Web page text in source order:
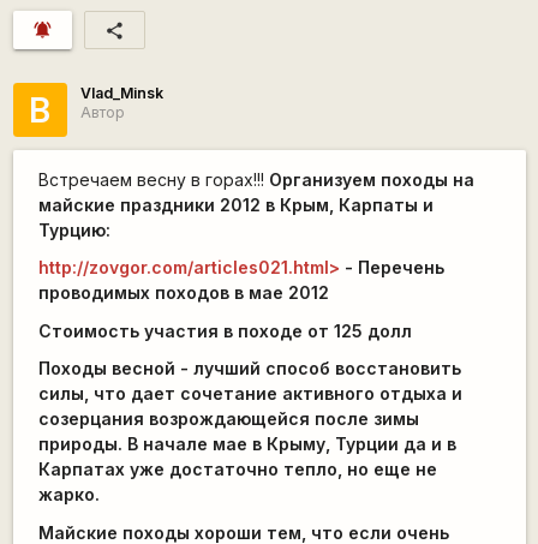
notifications_active share
В
Vlad_Minsk
Автор
Встречаем весну в горах!!! Организуем походы на
майские праздники 2012 в Крым, Карпаты и
Турцию:
http://zovgor.com/articles021.html> - Перечень
проводимых походов в мае 2012
Стоимость участия в походе от 125 долл
Походы весной - лучший способ восстановить
силы, что дает сочетание активного отдыха и
созерцания возрождающейся после зимы
природы. В начале мае в Крыму, Турции да и в
Карпатах уже достаточно тепло, но еще не
жарко.
Майские походы хороши тем, что если очень